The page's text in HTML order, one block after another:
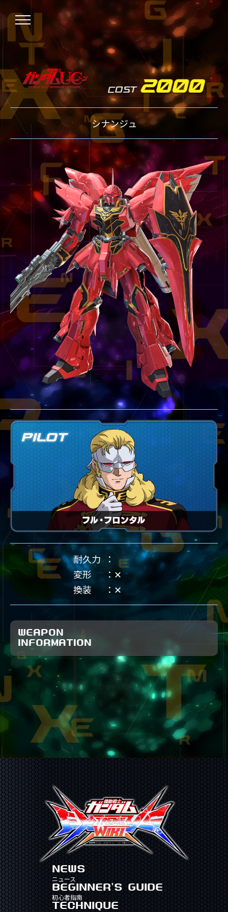
NEWS
ニュース
OVER BOOST
オーバーブースト
XVOOST
クロスブースト
EXVS2
エクストリームバーサス2
MAXI BOOST ON
マキシブーストオン
BEGINNER'S GUIDE
初心者指南
TECHNIQUE
テクニック
GLOSSARY
用語集
BUTTON PLACEMENT
ゲームパッドボタン配置
TWITTER
ツイッター
YOUTUBE
ユーチューブ
シナンジュ
耐久力
変形
✕
換装
✕
WEAPON
INFORMATION
NEWS
ニュース
BEGINNER'S GUIDE
初心者指南
TECHNIQUE